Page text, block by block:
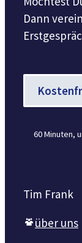
Dann
60 Minuten,
Tim Frank
über uns